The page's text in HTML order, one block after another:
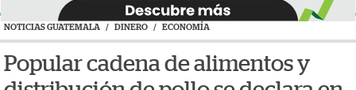
NOTICIAS GUATEMALA / DINERO / ECONOMÍA
Popular cadena de alimentos y